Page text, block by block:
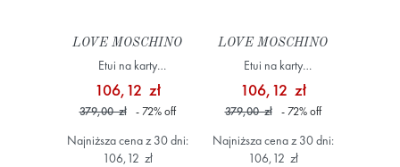
LOVE MOSCHINO
Etui na karty
JC5659PP1MLA197A
Różowy
106,12 zł
379,00 zł - 72%off
Najniższa cena z 30 dni:
106,12 zł
LOVE MOSCHINO
Etui na karty
JC5685PP1ILA0802
Zielony
106,12 zł
379,00 zł - 72%off
Najniższa cena z 30 dni:
106,12 zł